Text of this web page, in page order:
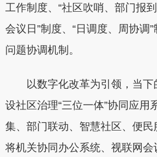
工作制度、“社区吹哨、部门报
会议日”制度、“日调度、周协调
问题协调机制。
以数字化改革为引领，当下
设社区治理“三位一体”协同应用
集、部门联动、智慧社区、便民
将机关协同办公系统、视联网会